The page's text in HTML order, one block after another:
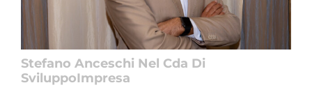
Stefano Anceschi Nel Cda Di
SviluppoImpresa